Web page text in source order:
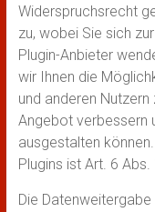
Widerspruchsrecht
zu, wobei Sie sich
Plugin-Anbieter
wir Ihnen die
und anderen
Angebot verbessern
ausgestalten
Plugins ist Art. 6 Abs.
Die